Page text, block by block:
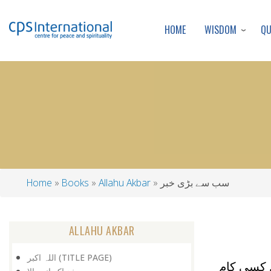
HOME WISDOM
Home Books Allahu Akbar سب سے بڑی خبر
ALLAHU AKBAR
اللہ اکبر (TITLE PAGE)
کسی کام